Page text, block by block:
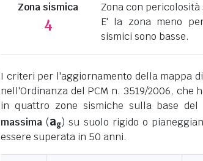
Zona sismica
4
Zona con
E' la zona meno
sismici sono basse.
I criteri per l'aggiornamento della mappa
nell'Ordinanza del PCM n. 3519/2006,
in quattro zone sismiche sulla base del
massima (ag) su suolo rigido o
essere superata in 50 anni.